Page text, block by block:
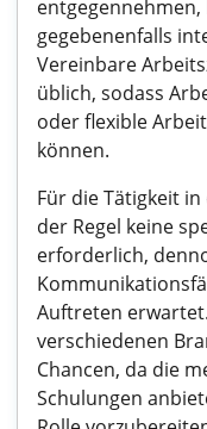
gegebenenfalls
Vereinbare
üblich, sodass
oder flexible
können.
Für die Tätigkeit
der Regel keine
erforderlich,
Auftreten
verschiedenen
Chancen, da die
Schulungen